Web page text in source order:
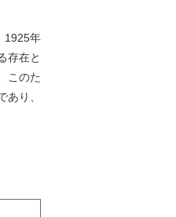
1925年
存在と
このた
り、